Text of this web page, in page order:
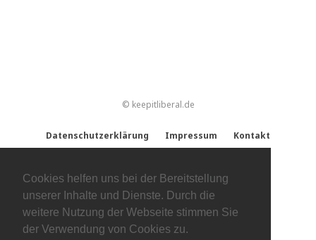
Cookies helfen uns bei der Bereitstellung
unserer Inhalte und Dienste. Durch die
weitere Nutzung der Webseite stimmen Sie
der Verwendung von Cookies zu.
© keepitliberal.de
Datenschutzerklärung Impressum Kontakt